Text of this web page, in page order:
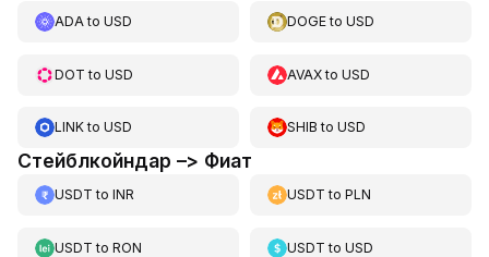
ADAto USD DOGEtoUSD
DOT to USD AVAXtoUSD
LINKto USD SHIB toUSD
Стейблкойндар –> Фиат
USDT to INR USDT toPLN
USDT to RON USDT toUSD